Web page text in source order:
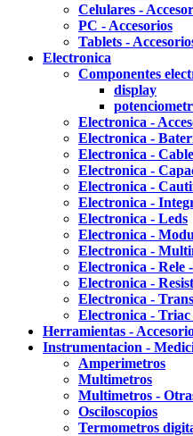
Celulares -
PC - Accesorios
Tablets -
Electronica
Componentes
display
Electronica -
Electronica -
Electronica -
Electronica -
Electronica -
Electronica -
Electronica - Leds
Electronica -
Electronica -
Electronica - Rele
Electronica -
Electronica -
Electronica -
Herramientas -
Instrumentacion -
Amperimetros
Multimetros
Multimetros -
Osciloscopios
Termometros